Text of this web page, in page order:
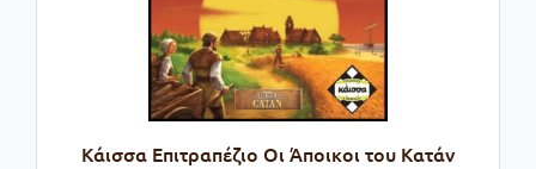
Kάισσα Επιτραπέζιο Οι Άποικοι του Κατάν